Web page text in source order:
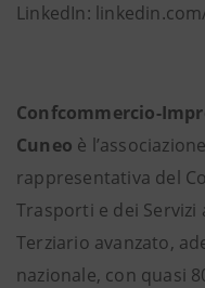
LinkedIn:
Confcommercio-
Cuneo è
rappresentativa del
Trasporti e dei Servizi
Terziario avanzato,
nazionale, con quasi